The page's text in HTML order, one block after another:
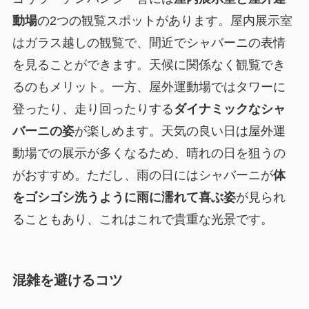
動場の2つの観覧スポットがあります。屋内展示室
はガラス越しの観覧で、間近でシャバーニの表情
を見ることができます。天候に関係なく観覧でき
るのもメリット。一方、屋外運動場ではタワーに
登ったり、走り回ったりするダイナミックなシャ
バーニの姿が楽しめます。天気の良い日は屋外運
動場での展示が多くなるため、晴れの日を狙うの
がおすすめ。ただし、雨の日にはシャバーニが体
をゴシゴシ洗うように雨に濡れて喜ぶ姿が見られ
ることもあり、これはこれで貴重な光景です。
混雑を避けるコツ